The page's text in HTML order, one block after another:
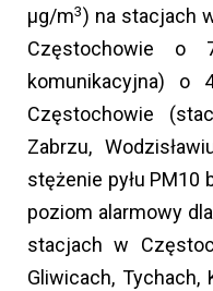
µg/m3) na stacjach
Częstochowie o
komunikacyjna) o
Częstochowie
Zabrzu,
stężenie pyłu PM10
poziom alarmowy
stacjach w
Gliwicach, Tychach,